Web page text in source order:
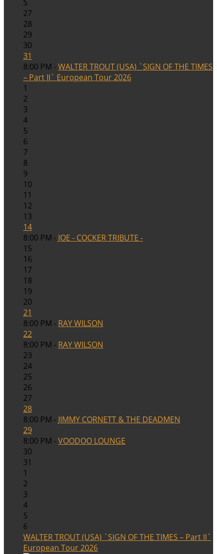
S
27
28
29
30
31
8:00 PM -WALTER TROUT (USA) `SIGN OF THE TIMES
– Part II` European Tour 2026
1
2
3
4
5
6
7
8
9
10
11
12
13
14
8:00 PM - JOE - COCKER TRIBUTE -
15
16
17
18
19
20
21
8:00 PM - RAY WILSON
22
8:00 PM - RAY WILSON
23
24
25
26
27
28
8:00 PM - JIMMY CORNETT & THE DEADMEN
29
8:00 PM -VOODOO LOUNGE
30
31
1
2
3
4
5
6
WALTER TROUT (USA) `SIGN OF THE TIMES – Part II`
European Tour 2026